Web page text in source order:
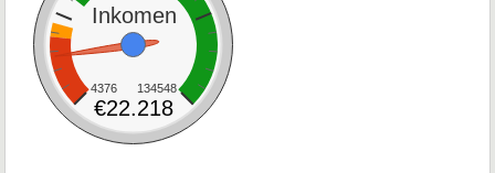
Inkomen
4376 134548
€22.218